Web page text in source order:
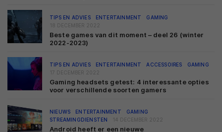
TIPS EN ADVIES ENTERTAINMENT
GAMING
18 DECEMBER 2022
Beste games van dit moment – deel 26 (winter
2022-2023)
TIPS EN ADVIES ENTERTAINMENT ACCESSOIRES
GAMING
17 DECEMBER 2022
Gaming headsets getest: 4 interessante opties
voor verschillende soorten gamers
NIEUWS ENTERTAINMENT
GAMING
STREAMINGDIENSTEN
14 DECEMBER 2022
Android heeft er een nieuwe